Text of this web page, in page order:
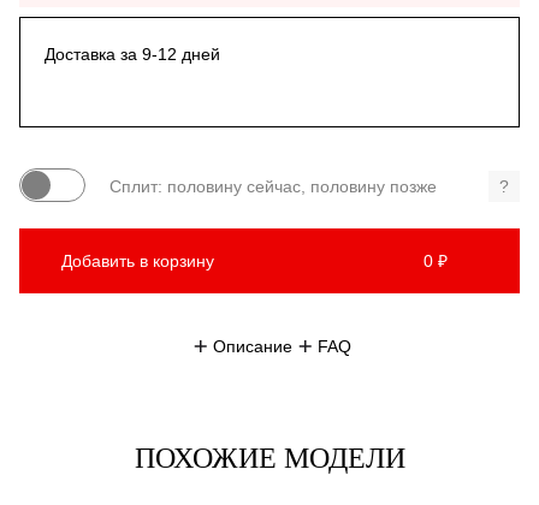
Доставка за 9-12 дней
Сплит: половину сейчас, половину позже ?
Добавить в корзину 0 ₽
Описание FAQ
ПОХОЖИЕ МОДЕЛИ